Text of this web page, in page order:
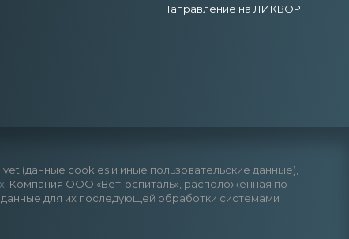
Направление на ЛИКВОР
(данные cookies и иные пользовательские данные),
. Компания ООО «ВетГоспиталь», расположенная по
данные для их последующей обработки системами